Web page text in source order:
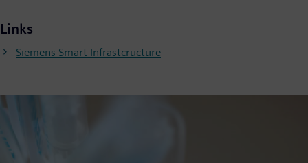
Links
Siemens Smart Infrastcructure